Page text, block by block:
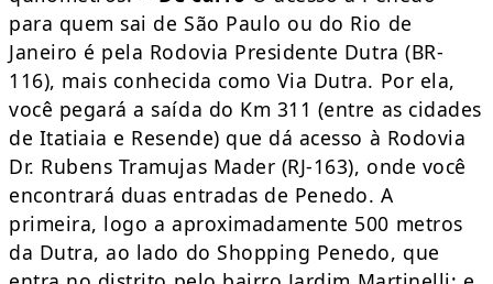
para quem sai de São Paulo ou do Rio de
Janeiro é pela Rodovia Presidente Dutra (BR-
116), mais conhecida como Via Dutra. Por ela,
você pegará a saída do Km 311 (entre as cidades
de Itatiaia e Resende) que dá acesso à Rodovia
Dr. Rubens Tramujas Mader (RJ-163), onde você
encontrará duas entradas de Penedo. A
primeira, logo a aproximadamente 500 metros
da Dutra, ao lado do Shopping Penedo, que